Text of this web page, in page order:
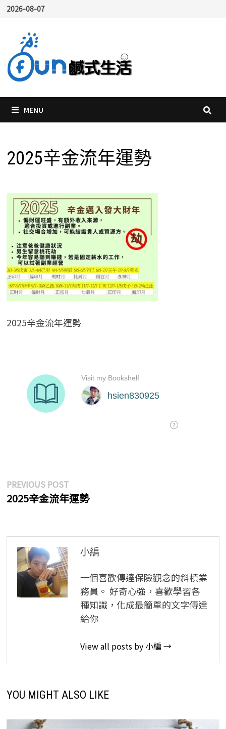
Skip
content
2026-08-07
MENU
2025辛金流年運勢
2025辛金流年運勢
文
章
覽
PREVIOUS POSTPrevious
post:
2025辛金流年運勢
小編
一個喜歡傳達保險觀念的斜槓業
務員。 好奇心強，喜歡學習各
種知識，化成最簡單的文字傳達
給你
View all posts by 小編 →
YOU MIGHT ALSO LIKE